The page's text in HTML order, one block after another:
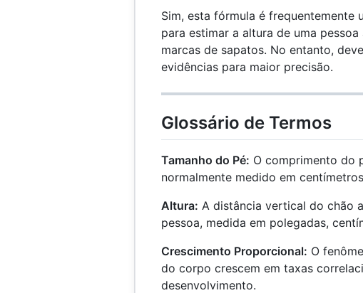
Sim, esta fórmula é frequentemente
para estimar a altura de uma
marcas de sapatos. No entanto,
evidências para maior precisão.
Glossário de Termos
Tamanho do Pé: O comprimento do
normalmente medido em
Altura: A distância vertical do chão
pessoa, medida em polegadas,
Crescimento Proporcional: O
do corpo crescem em taxas
desenvolvimento.